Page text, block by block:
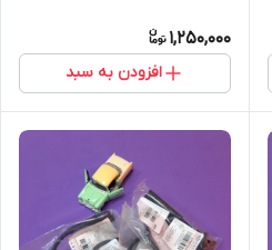
A13-1303310 (اصل)
1,250,000
افزودن به سبد